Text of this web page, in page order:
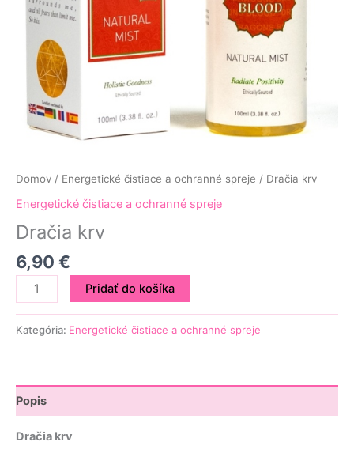
Domov / Energetické čistiace a ochranné spreje / Dračia krv
Energetické čistiace a ochranné spreje
Dračia krv
6,90 €
Pridať do košíka
Kategória: Energetické čistiace a ochranné spreje
Popis
Dračia krv